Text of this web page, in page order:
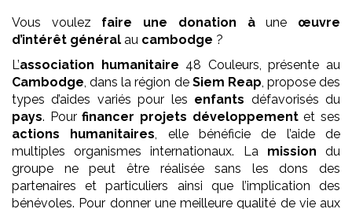
Vous voulez faire une donation à une œuvre
d’intérêt général au cambodge ?
L’association humanitaire 48 Couleurs, présente au
Cambodge, dans la région de Siem Reap, propose des
types d’aides variés pour les enfants défavorisés du
pays. Pourfinancer projets développementet ses
actions humanitaires, elle bénéficie de l’aide de
multiples organismes internationaux. La mission du
groupe ne peut être réalisée sans les dons des
partenaires et particuliers ainsi que l’implication des
bénévoles. Pour donner une meilleure qualité de vie aux